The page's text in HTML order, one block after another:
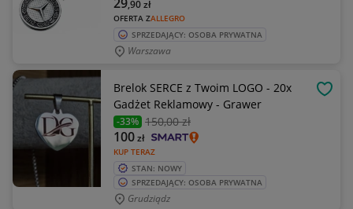
OFERTA ZALLEGRO
,90zł
SPRZEDAJĄCY: OSOBA PRYWATNA
Warszawa
Brelok SERCE z Twoim LOGO - 20x
Gadżet Reklamowy - Grawer
-33% 150,00 zł
KUP TERAZ
100zł
STAN: NOWY
SPRZEDAJĄCY: OSOBA PRYWATNA
Grudziądz